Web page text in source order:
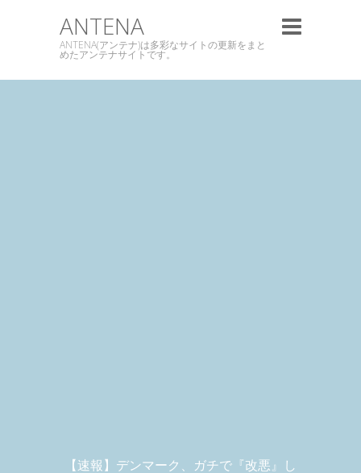
ANTENA
ANTENA(アンテナ)は多彩なサイトの更新をまと
めたアンテナサイトです。
【速報】デンマーク、ガチで『改悪』し